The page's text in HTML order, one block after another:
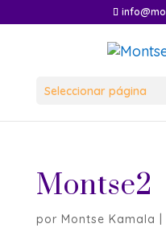
Seleccionar página
Montse2
por Montse Kamala